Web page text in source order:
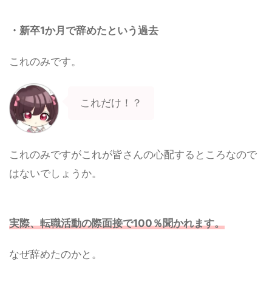
・新卒1か月で辞めたという過去
これのみです。
これだけ！？
これのみですがこれが皆さんの心配するところなので
はないでしょうか。
実際、転職活動の際面接で100％聞かれます。
なぜ辞めたのかと。